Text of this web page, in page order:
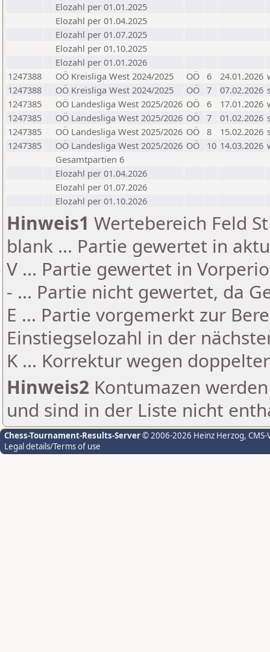
Elozahl per 01.01.2025
Elozahl per 01.04.2025
Elozahl per 01.07.2025
Elozahl per 01.10.2025
Elozahl per 01.01.2026
1247388
OÖ Kreisliga West 2024/2025 OÖ 6 24.01.2026
1247388
OÖ Kreisliga West 2024/2025 OÖ 7 07.02.2026
1247385
OÖ Landesliga West 2025/2026 OÖ 6 17.01.2026
1247385
OÖ Landesliga West 2025/2026 OÖ 7 01.02.2026
1247385
OÖ Landesliga West 2025/2026 OÖ 8 15.02.2026
1247385
OÖ Landesliga West 2025/2026 OÖ 10 14.03.2026
Gesamtpartien 6
Elozahl per 01.04.2026
Elozahl per 01.07.2026
Elozahl per 01.10.2026
Hinweis1 Wertebereich Feld
blank ... Partie gewertet in
V ... Partie gewertet in
- ... Partie nicht gewertet, da
E ... Partie vorgemerkt zur
Einstiegselozahl in der
K ... Korrektur wegen
Hinweis2 Kontumazen
und sind in der Liste nicht
Chess-Tournament-Results-Server© 2006-2026 Heinz Herzog,
Legal details/Terms of use